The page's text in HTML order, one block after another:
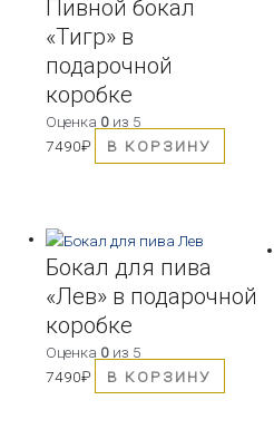
Пивной бокал
«Тигр» в
подарочной
коробке
Оценка 0 из 5
7490₽ В КОРЗИНУ
Бокал для пива
«Лев» в подарочной
коробке
Оценка 0 из 5
7490₽ В КОРЗИНУ